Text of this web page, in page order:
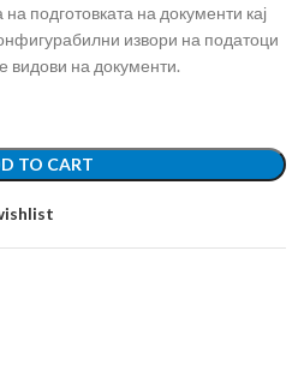
подготовката на документи кај
извори на податоци
видови на документи.
TO CART